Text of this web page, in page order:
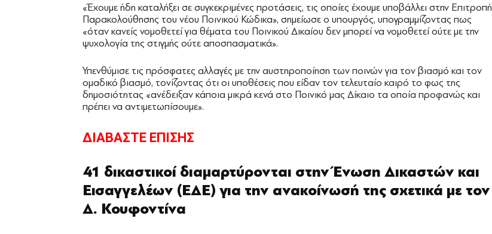
«Έχουμε ήδη καταλήξει σε συγκεκριμένες προτάσεις, τις οποίες έχουμε υποβάλλει στην Επιτροπή
Παρακολούθησης του νέου Ποινικού Κώδικα», σημείωσε ο υπουργός, υπογραμμίζοντας πως
«όταν κανείς νομοθετεί για θέματα του Ποινικού Δικαίου δεν μπορεί να νομοθετεί ούτε με την
ψυχολογία της στιγμής ούτε αποσπασματικά».
Υπενθύμισε τις πρόσφατες αλλαγές με την αυστηροποίηση των ποινών για τον βιασμό και τον
ομαδικό βιασμό, τονίζοντας ότι οι υποθέσεις που είδαν τον τελευταίο καιρό το φως της
δημοσιότητας «ανέδειξαν κάποια μικρά κενά στο Ποινικό μας Δίκαιο τα οποία προφανώς και
πρέπει να αντιμετωπίσουμε».
ΔΙΑΒΑΣΤΕ ΕΠΙΣΗΣ
41 δικαστικοί διαμαρτύρονται στην Ένωση Δικαστών και
Εισαγγελέων (ΕΔΕ) για την ανακοίνωσή της σχετικά με τον
Δ. Κουφοντίνα